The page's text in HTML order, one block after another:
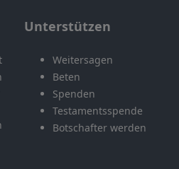
Unterstützen
Weitersagen
Beten
Spenden
Testamentsspende
Botschafter werden